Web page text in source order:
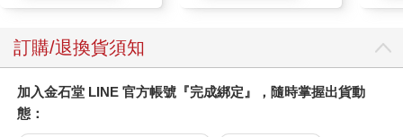
訂購/退換貨須知
加入金石堂 LINE 官方帳號『完成綁定』，隨時掌握出貨動
態：